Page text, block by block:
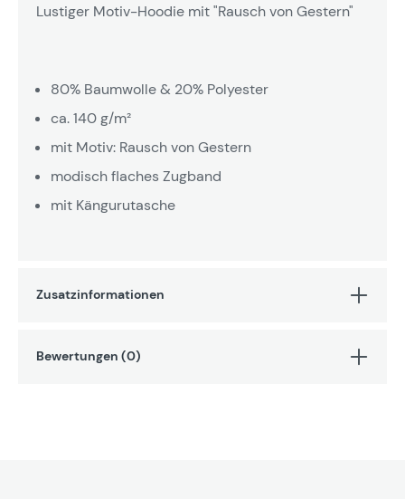
Lustiger Motiv-Hoodie mit "Rausch von Gestern"
80% Baumwolle & 20% Polyester
ca. 140 g/m²
mit Motiv: Rausch von Gestern
modisch flaches Zugband
mit Kängurutasche
Zusatzinformationen
Bewertungen (0)